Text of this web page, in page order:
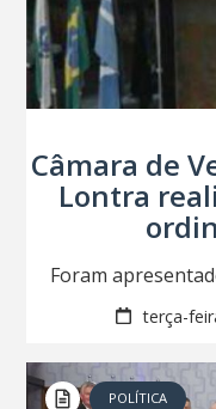
Câmara de
Lontra
Foram
terça-
POLÍTICA